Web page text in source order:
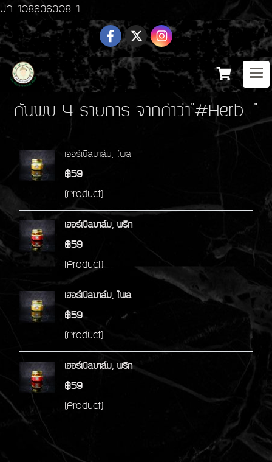
UA-108636308-1
ค้นพบ 4 รายการ จากคำว่า"#Herb "
เฮอร์เบิลบาล์ม, ไพล
฿59
(Product)
เฮอร์เบิลบาล์ม, พริก
฿59
(Product)
เฮอร์เบิลบาล์ม, ไพล
฿59
(Product)
เฮอร์เบิลบาล์ม, พริก
฿59
(Product)